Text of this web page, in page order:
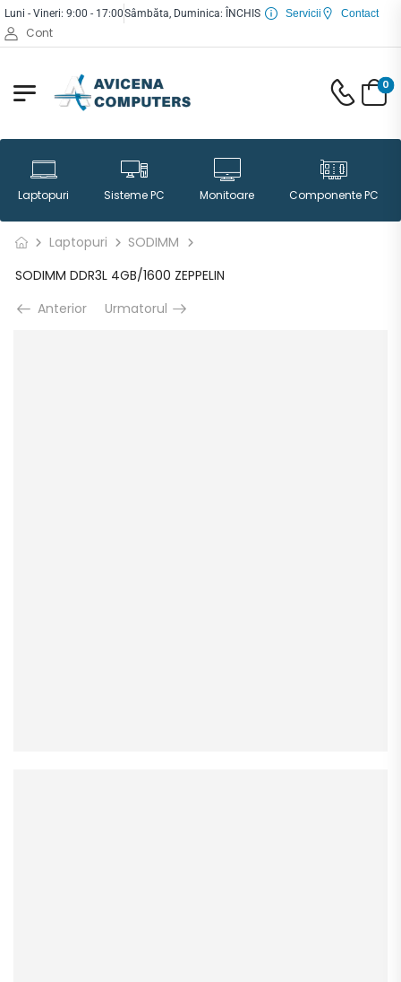
Luni - Vineri: 9:00 - 17:00Sâmbăta, Duminica: ÎNCHIS Servicii Contact
Cont
0
Laptopuri Sisteme PC Monitoare Componente PC
Laptopuri
SODIMM
SODIMM DDR3L 4GB/1600 ZEPPELIN
Anterior
Urmatorul